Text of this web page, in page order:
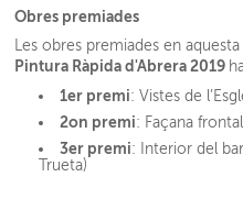
Obres premiades
Les obres premiades en
Pintura Ràpida d'Abrera 2019
1er premi: Vistes de
2on premi: Façana
3er premi: Interior del
Trueta)